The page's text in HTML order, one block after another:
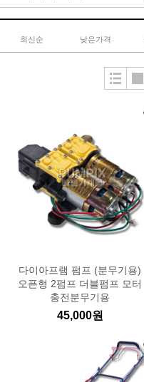
최신순 낮은가격
다이아프램 펌프 (분무기용)
오픈형 2펌프 더블펌프 모터
충전분무기용
45,000원